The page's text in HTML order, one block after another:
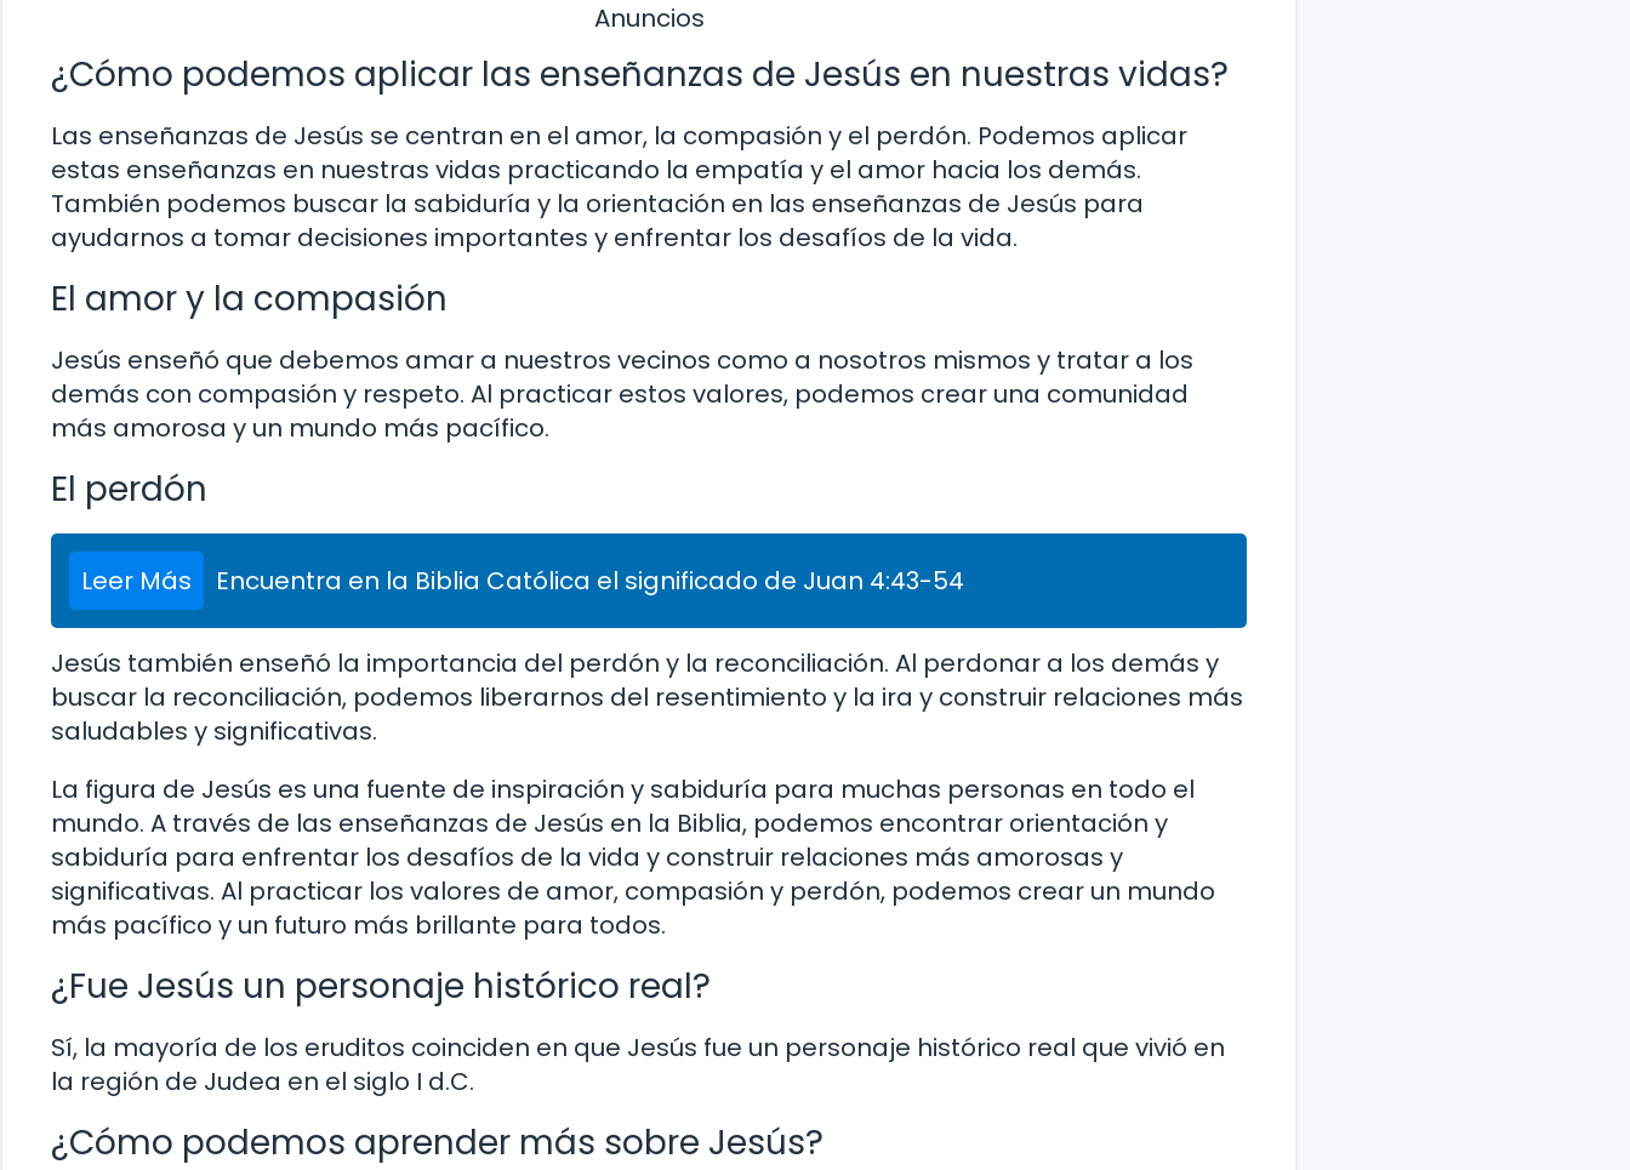
Anuncios
¿Cómo podemos aplicar las enseñanzas de Jesús en nuestras vidas?
Las enseñanzas de Jesús se centran en el amor, la compasión y el perdón. Podemos aplicar
estas enseñanzas en nuestras vidas practicando la empatía y el amor hacia los demás.
También podemos buscar la sabiduría y la orientación en las enseñanzas de Jesús para
ayudarnos a tomar decisiones importantes y enfrentar los desafíos de la vida.
El amor y la compasión
Jesús enseñó que debemos amar a nuestros vecinos como a nosotros mismos y tratar a los
demás con compasión y respeto. Al practicar estos valores, podemos crear una comunidad
más amorosa y un mundo más pacífico.
El perdón
Leer Más Encuentra en la Biblia Católica el significado de Juan 4:43-54
Jesús también enseñó la importancia del perdón y la reconciliación. Al perdonar a los demás y
buscar la reconciliación, podemos liberarnos del resentimiento y la ira y construir relaciones más
saludables y significativas.
La figura de Jesús es una fuente de inspiración y sabiduría para muchas personas en todo el
mundo. A través de las enseñanzas de Jesús en la Biblia, podemos encontrar orientación y
sabiduría para enfrentar los desafíos de la vida y construir relaciones más amorosas y
significativas. Al practicar los valores de amor, compasión y perdón, podemos crear un mundo
más pacífico y un futuro más brillante para todos.
¿Fue Jesús un personaje histórico real?
Sí, la mayoría de los eruditos coinciden en que Jesús fue un personaje histórico real que vivió en
la región de Judea en el siglo I d.C.
¿Cómo podemos aprender más sobre Jesús?